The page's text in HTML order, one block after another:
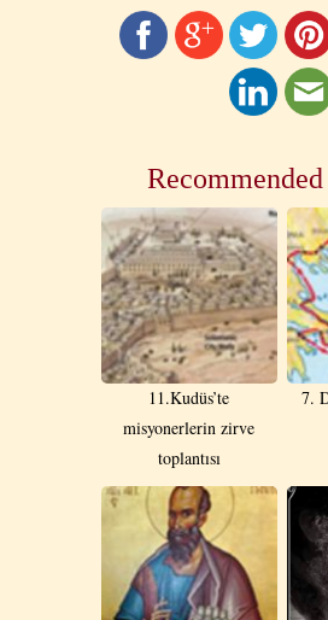
11.Kudüs’te
misyonerlerin zirve
toplantısı
7.